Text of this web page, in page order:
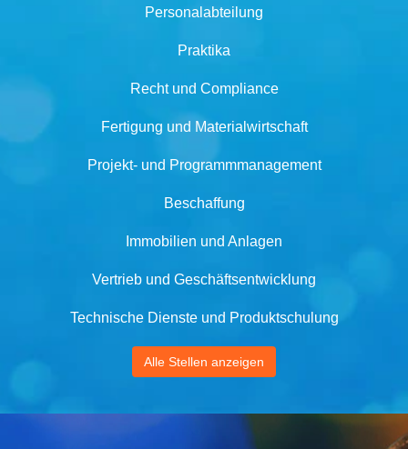
Personalabteilung
Praktika
Recht und Compliance
Fertigung und Materialwirtschaft
Projekt- und Programmmanagement
Beschaffung
Immobilien und Anlagen
Vertrieb und Geschäftsentwicklung
Technische Dienste und Produktschulung
Alle Stellen anzeigen